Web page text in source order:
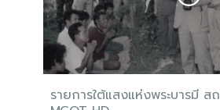
รายการใต้แสงแห่งพระบารมี ส